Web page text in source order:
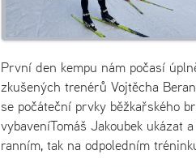
První den kempu nám počasí
zkušených trenérů Vojtěcha
se počáteční prvky běžkařského
vybaveníTomáš Jakoubek ukázat
ranním, tak na odpoledním